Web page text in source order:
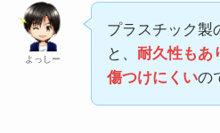
よっしー
プラスチック製
と、 耐久性もあ
傷つけにくいの